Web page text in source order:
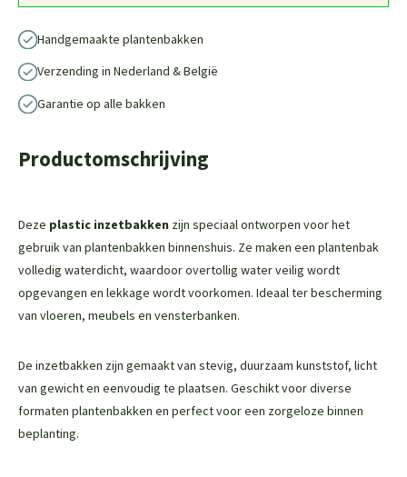
Handgemaakte plantenbakken
Verzending in Nederland & België
Garantie op alle bakken
Productomschrijving
Deze plastic inzetbakken zijn speciaal ontworpen voor het
gebruik van plantenbakken binnenshuis. Ze maken een plantenbak
volledig waterdicht, waardoor overtollig water veilig wordt
opgevangen en lekkage wordt voorkomen. Ideaal ter bescherming
van vloeren, meubels en vensterbanken.
De inzetbakken zijn gemaakt van stevig, duurzaam kunststof, licht
van gewicht en eenvoudig te plaatsen. Geschikt voor diverse
formaten plantenbakken en perfect voor een zorgeloze binnen
beplanting.